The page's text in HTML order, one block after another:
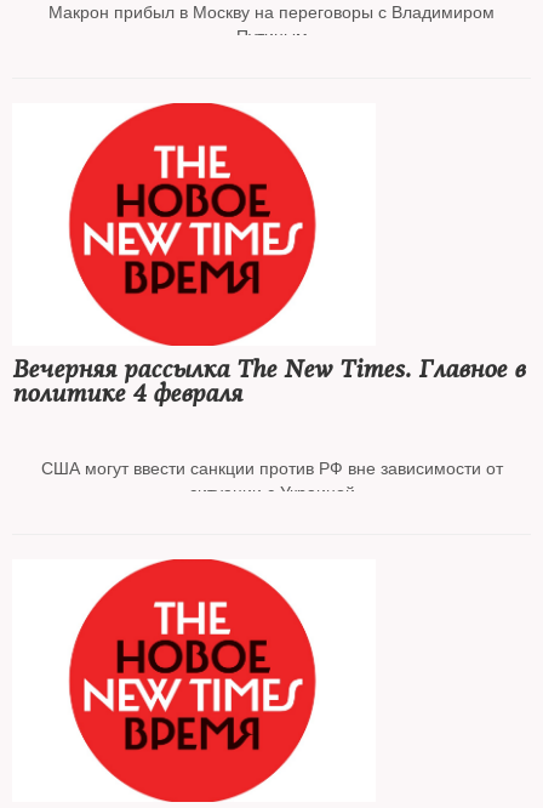
Макрон прибыл в Москву на переговоры с Владимиром
Путиным
Шольц пообещал РФ «очень масштабные, очень жесткие»
санкции
В Совфеде предложили поражать в правах компании с
иностранным участием
Состояние здоровья арестованного ректора Шанинки
ухудшилось
«террористической деятельности»
Вечерняя рассылка The New Times. Главное в
политике 4 февраля
США могут ввести санкции против РФ вне зависимости от
ситуации с Украиной
Пентагон заподозрил РФ в намерении сымитировать нападение
украинской армии
ЕС подготовил пакет антироссийских санкций
Елена Милашина сообщила об отъезде из РФ из-за угроз
Кадырова